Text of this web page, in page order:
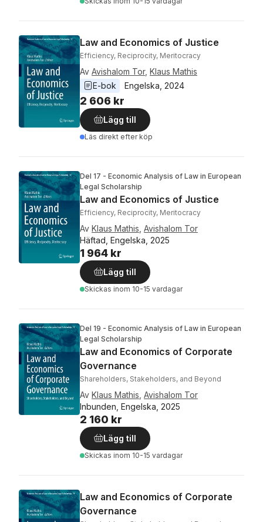
Law and Economics of Justice
Efficiency, Reciprocity, Meritocracy
Av Avishalom Tor, Klaus Mathis
E-bok
Engelska 2024
2 606 kr
Lägg till
Läs direkt efter köp
Del 17 - Economic Analysis of Law in European
Legal Scholarship
Law and Economics of Justice
Efficiency, Reciprocity, Meritocracy
Av Klaus Mathis Avishalom Tor
Häftad, Engelska, 2025
1 964 kr
Lägg till
Skickas inom 10-15 vardagar
Del 19 - Economic Analysis of Law in European
Legal Scholarship
Law and Economics of Corporate
Governance
Shareholders, Stakeholders, and Beyond
Av Klaus Mathis Avishalom Tor
Inbunden, Engelska, 2025
2 160 kr
Lägg till
Skickas inom 10-15 vardagar
Law and Economics of Corporate
Governance